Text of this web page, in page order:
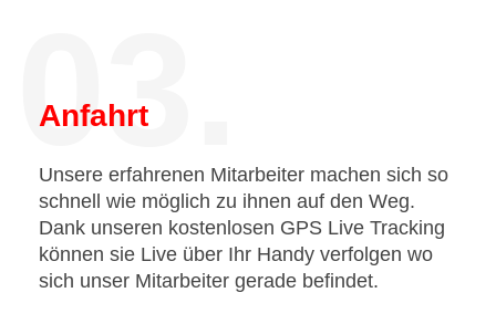
03.
Anfahrt
Unsere erfahrenen Mitarbeiter machen sich so
schnell wie möglich zu ihnen auf den Weg.
Dank unseren kostenlosen GPS Live Tracking
können sie Live über Ihr Handy verfolgen wo
sich unser Mitarbeiter gerade befindet.